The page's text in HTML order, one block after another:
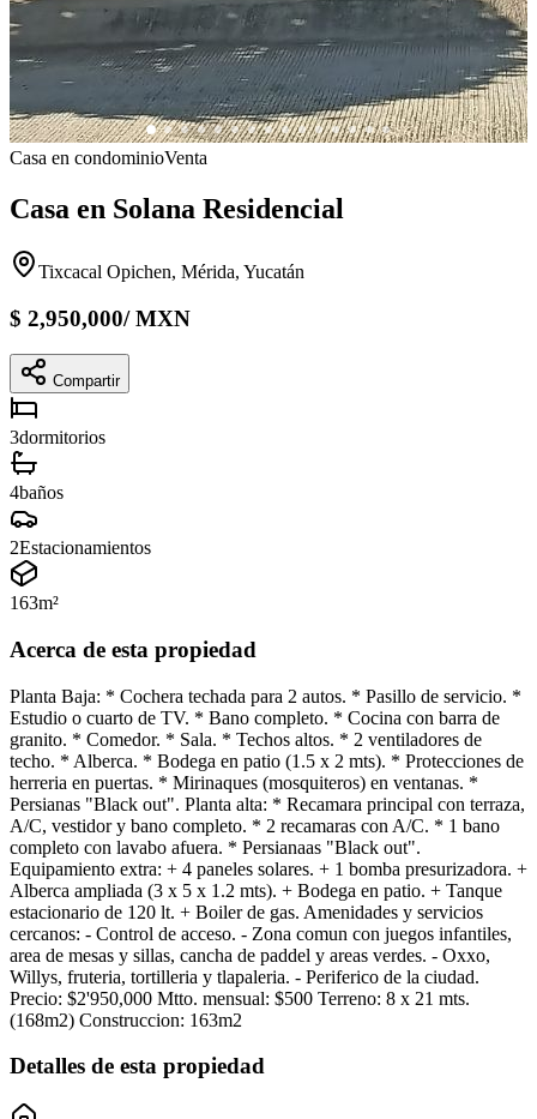
Casa en condominioVenta
Casa en Solana Residencial
Tixcacal Opichen, Mérida, Yucatán
$ 2,950,000/MXN
Compartir
3dormitorios
4baños
2Estacionamientos
163m²
Acerca de esta propiedad
Planta Baja: * Cochera techada para 2 autos. * Pasillo de servicio. *
Estudio o cuarto de TV. * Bano completo. * Cocina con barra de
granito. * Comedor. * Sala. * Techos altos. * 2 ventiladores de
techo. * Alberca. * Bodega en patio (1.5 x 2 mts). * Protecciones de
herreria en puertas. * Mirinaques (mosquiteros) en ventanas. *
Persianas "Black out". Planta alta: * Recamara principal con terraza,
A/C, vestidor y bano completo. * 2 recamaras con A/C. * 1 bano
completo con lavabo afuera. * Persianaas "Black out".
Equipamiento extra: + 4 paneles solares. + 1 bomba presurizadora. +
Alberca ampliada (3 x 5 x 1.2 mts). + Bodega en patio. + Tanque
estacionario de 120 lt. + Boiler de gas. Amenidades y servicios
cercanos: - Control de acceso. - Zona comun con juegos infantiles,
area de mesas y sillas, cancha de paddel y areas verdes. - Oxxo,
Willys, fruteria, tortilleria y tlapaleria. - Periferico de la ciudad.
Precio: $2'950,000 Mtto. mensual: $500 Terreno: 8 x 21 mts.
(168m2) Construccion: 163m2
Detalles de esta propiedad